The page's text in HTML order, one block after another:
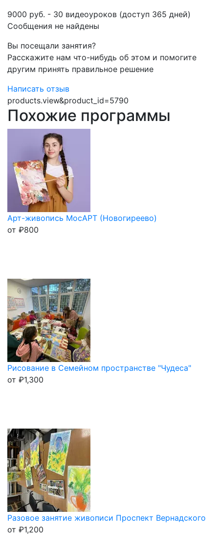
9000 руб. - 30 видеоуроков (доступ 365 дней)
Сообщения не найдены
Вы посещали занятия?
Расскажите нам что-нибудь об этом и помогите
другим принять правильное решение
Написать отзыв
products.view&product_id=5790
Похожие программы
Арт-живопись МосАРТ (Новогиреево)
от ₽800
Рисование в Семейном пространстве "Чудеса"
от ₽1,300
Разовое занятие живописи Проспект Вернадского
от ₽1,200